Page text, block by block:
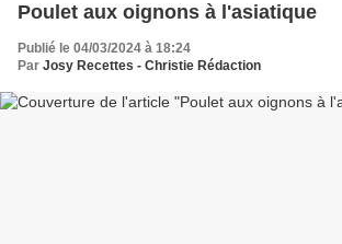
Poulet aux oignons à l'asiatique
Publié le 04/03/2024 à 18:24
Par Josy Recettes - Christie Rédaction